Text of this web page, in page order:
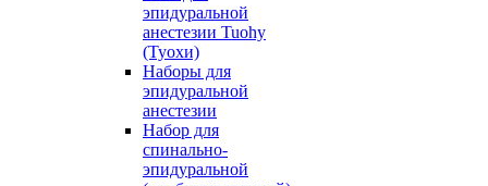
эпидуральной
анестезии Tuohy
(Туохи)
Наборы для
эпидуральной
анестезии
Набор для
спинально-
эпидуральной